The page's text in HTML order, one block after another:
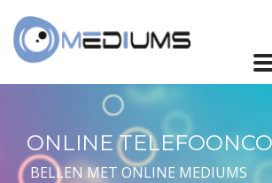
ONLINE
BELLEN MET ONLINE MEDIUMS